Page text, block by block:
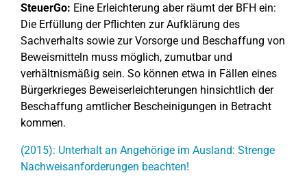
SteuerGo: Eine Erleichterung aber räumt der BFH ein:
Die Erfüllung der Pflichten zur Aufklärung des
Sachverhalts sowie zur Vorsorge und Beschaffung von
Beweismitteln muss möglich, zumutbar und
verhältnismäßig sein. So können etwa in Fällen eines
Bürgerkrieges Beweiserleichterungen hinsichtlich der
Beschaffung amtlicher Bescheinigungen in Betracht
kommen.
(2015): Unterhalt an Angehörige im Ausland: Strenge
Nachweisanforderungen beachten!